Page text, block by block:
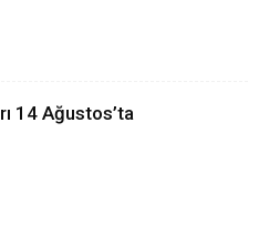
14 Ağustos’ta